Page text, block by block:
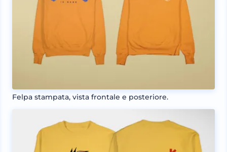
Felpa stampata, vista frontale e posteriore.